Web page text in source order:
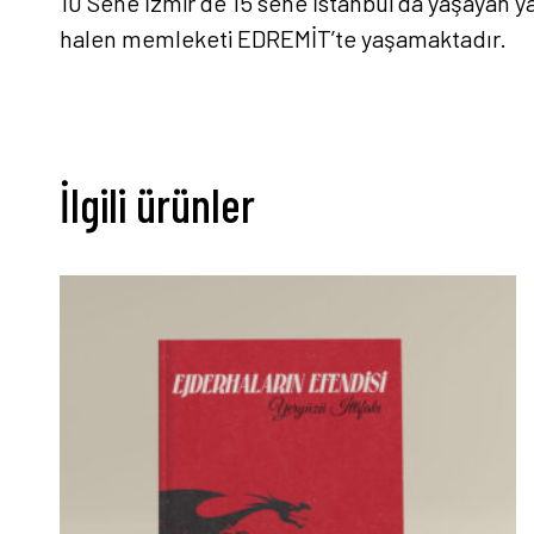
halen memleketi EDREMİT’te yaşamaktadır.
İlgili ürünler